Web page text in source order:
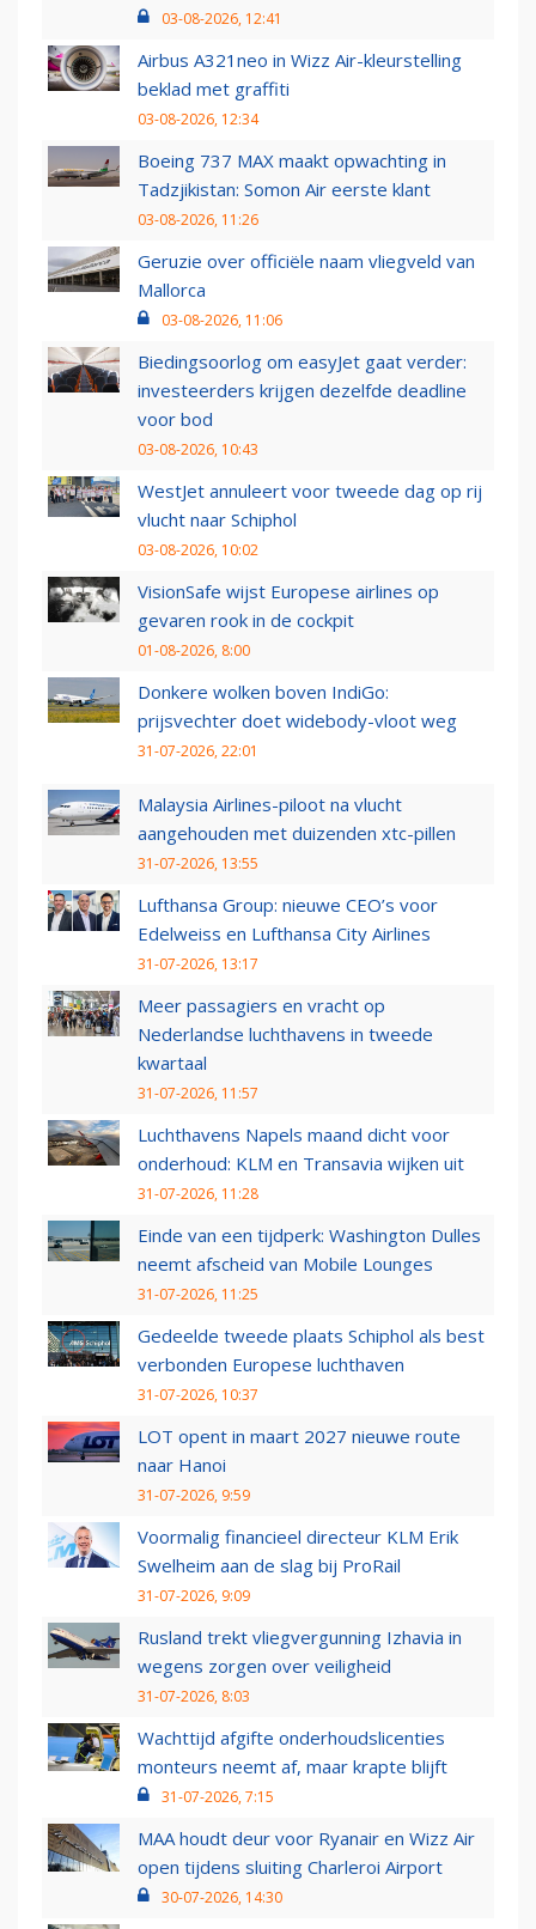
03-08-2026, 12:41
Airbus A321neo in Wizz Air-kleurstelling
beklad met graffiti
03-08-2026, 12:34
Boeing 737 MAX maakt opwachting in
Tadzjikistan: Somon Air eerste klant
03-08-2026, 11:26
Geruzie over officiële naam vliegveld van
Mallorca
03-08-2026, 11:06
Biedingsoorlog om easyJet gaat verder:
investeerders krijgen dezelfde deadline
voor bod
03-08-2026, 10:43
WestJet annuleert voor tweede dag op rij
vlucht naar Schiphol
03-08-2026, 10:02
VisionSafe wijst Europese airlines op
gevaren rook in de cockpit
01-08-2026, 8:00
Donkere wolken boven IndiGo:
prijsvechter doet widebody-vloot weg
31-07-2026, 22:01
Malaysia Airlines-piloot na vlucht
aangehouden met duizenden xtc-pillen
31-07-2026, 13:55
Lufthansa Group: nieuwe CEO’s voor
Edelweiss en Lufthansa City Airlines
31-07-2026, 13:17
Meer passagiers en vracht op
Nederlandse luchthavens in tweede
kwartaal
31-07-2026, 11:57
Luchthavens Napels maand dicht voor
onderhoud: KLM en Transavia wijken uit
31-07-2026, 11:28
Einde van een tijdperk: Washington Dulles
neemt afscheid van Mobile Lounges
31-07-2026, 11:25
Gedeelde tweede plaats Schiphol als best
verbonden Europese luchthaven
31-07-2026, 10:37
LOT opent in maart 2027 nieuwe route
naar Hanoi
31-07-2026, 9:59
Voormalig financieel directeur KLM Erik
Swelheim aan de slag bij ProRail
31-07-2026, 9:09
Rusland trekt vliegvergunning Izhavia in
wegens zorgen over veiligheid
31-07-2026, 8:03
Wachttijd afgifte onderhoudslicenties
monteurs neemt af, maar krapte blijft
31-07-2026, 7:15
MAA houdt deur voor Ryanair en Wizz Air
open tijdens sluiting Charleroi Airport
30-07-2026, 14:30